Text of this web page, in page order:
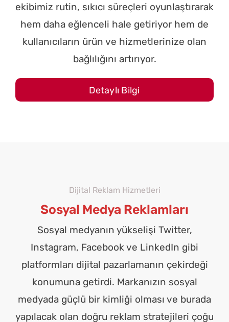
ekibimiz rutin, sıkıcı süreçleri oyunlaştırarak
hem daha eğlenceli hale getiriyor hem de
kullanıcıların ürün ve hizmetlerinize olan
bağlılığını artırıyor.
Detaylı Bilgi
Dijital Reklam Hizmetleri
Sosyal Medya Reklamları
Sosyal medyanın yükselişi Twitter,
Instagram, Facebook ve LinkedIn gibi
platformları dijital pazarlamanın çekirdeği
konumuna getirdi. Markanızın sosyal
medyada güçlü bir kimliği olması ve burada
yapılacak olan doğru reklam stratejileri çoğu